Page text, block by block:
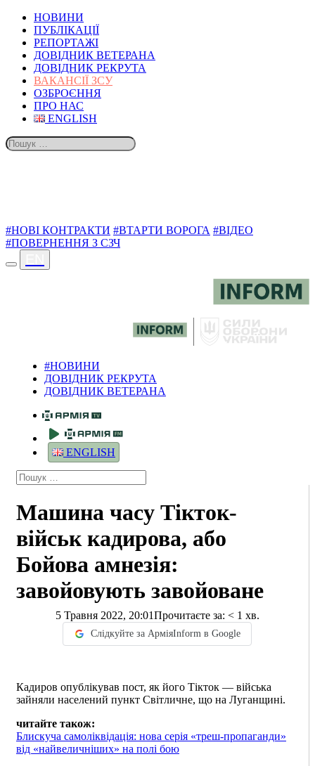
НОВИНИ
ПУБЛІКАЦІЇ
РЕПОРТАЖІ
ДОВІДНИК ВЕТЕРАНА
ДОВІДНИК РЕКРУТА
ВАКАНСІЇ ЗСУ
ОЗБРОЄННЯ
ПРО НАС
ENGLISH
#НОВІ КОНТРАКТИ #ВТАРТИ ВОРОГА #ВІДЕО
#ПОВЕРНЕННЯ З СЗЧ
#НОВИНИ
ДОВІДНИК РЕКРУТА
ДОВІДНИК ВЕТЕРАНА
ENGLISH
Машина часу Тікток-
військ кадирова, або
Бойова амнезія:
завойовують завойоване
5 Травня 2022, 20:01Прочитаєте за: < 1 хв.
Слідкуйте за АрміяInform в Google
Кадиров опублікував пост, як його Тікток — війська
зайняли населений пункт Світличне, що на Луганщині.
читайте також:
Блискуча самоліквідація: нова серія «треш-пропаганди»
від «найвеличніших» на полі бою